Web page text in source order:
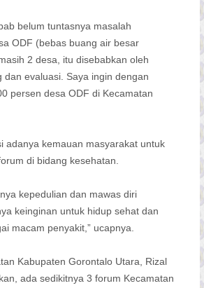
belum tuntasnya masalah
ODF (bebas buang air besar
2 desa, itu disebabkan oleh
dan evaluasi. Saya ingin dengan
persen desa ODF di Kecamatan
adanya kemauan masyarakat untuk
di bidang kesehatan.
kepedulian dan mawas diri
keinginan untuk hidup sehat dan
macam penyakit,” ucapnya.
Kabupaten Gorontalo Utara, Rizal
ada sedikitnya 3 forum Kecamatan